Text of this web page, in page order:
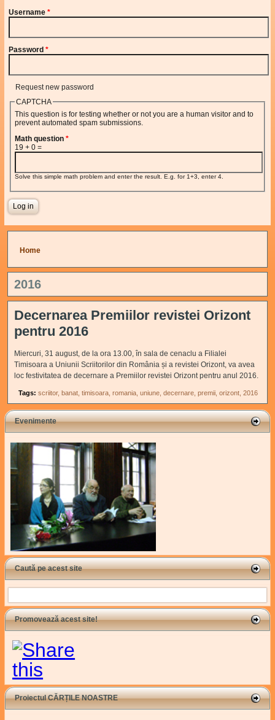
Username*
Password*
Request new password
CAPTCHA
This question is for testing whether or not you are a human visitor and to
prevent automated spam submissions.
Math question*
19 + 0 =
Solve this simple math problem and enter the result. E.g. for 1+3, enter 4.
You are here
Home
2016
Decernarea Premiilor revistei Orizont
pentru 2016
Miercuri, 31 august, de la ora 13.00, în sala de cenaclu a Filialei
Timisoara a Uniunii Scriitorilor din România și a revistei Orizont, va avea
loc festivitatea de decernare a Premiilor revistei Orizont pentru anul 2016.
Tags:scriitor banat timisoara romania uniune decernare premii orizont 2016
Evenimente
Caută pe acest site
Search
Promovează acest site!
Proiectul CĂRȚILE NOASTRE